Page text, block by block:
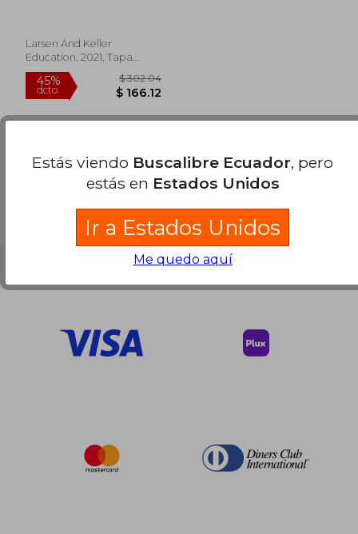
Larsen And Keller
Education, 2021, Tapa
Dura, Nuevo
$ 302.04
$ 166.12
Estás viendo Buscalibre Ecuador, pero
estás en Estados Unidos
Ir a Estados Unidos
Me quedo aquí